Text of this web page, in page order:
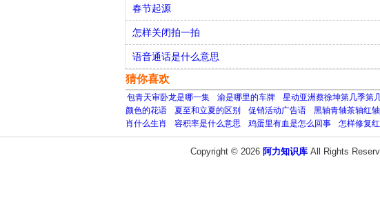
春节起源
怎样关闭拍一拍
语音通话是什么意思
猜你喜欢
包青天审卧龙是哪一集 渝是哪里的车牌 星动亚洲蔡徐坤第几季第
颜色的花语
夏至和立夏的区别 促销活动广告语 黑轴青轴茶轴红轴
肖什么生肖
容积率是什么意思 鸡蛋里有血是怎么回事 怎样修复
Copyright © 2026 阿力知识库All Rights